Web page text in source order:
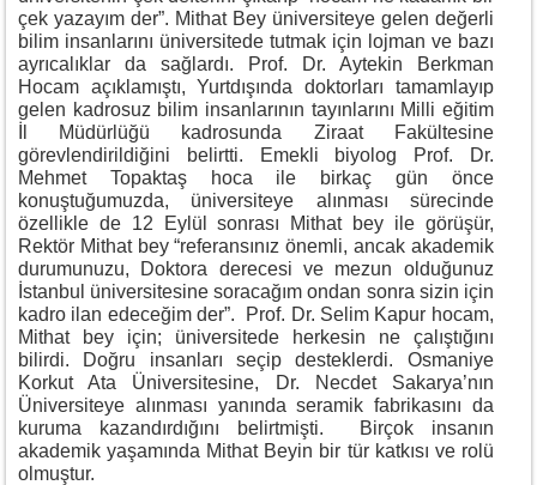
çek yazayım der”. Mithat Bey üniversiteye gelen değerli
bilim insanlarını üniversitede tutmak için lojman ve bazı
ayrıcalıklar da sağlardı. Prof. Dr. Aytekin Berkman
Hocam açıklamıştı, Yurtdışında doktorları tamamlayıp
gelen kadrosuz bilim insanlarının tayınlarını Milli eğitim
İl Müdürlüğü kadrosunda Ziraat Fakültesine
görevlendirildiğini belirtti. Emekli biyolog Prof. Dr.
Mehmet Topaktaş hoca ile birkaç gün önce
konuştuğumuzda, üniversiteye alınması sürecinde
özellikle de 12 Eylül sonrası Mithat bey ile görüşür,
Rektör Mithat bey “referansınız önemli, ancak akademik
durumunuzu, Doktora derecesi ve mezun olduğunuz
İstanbul üniversitesine soracağım ondan sonra sizin için
kadro ilan edeceğim der”. Prof. Dr. Selim Kapur hocam,
Mithat bey için; üniversitede herkesin ne çalıştığını
bilirdi. Doğru insanları seçip desteklerdi. Osmaniye
Korkut Ata Üniversitesine, Dr. Necdet Sakarya’nın
Üniversiteye alınması yanında seramik fabrikasını da
kuruma kazandırdığını belirtmişti. Birçok insanın
akademik yaşamında Mithat Beyin bir tür katkısı ve rolü
olmuştur.